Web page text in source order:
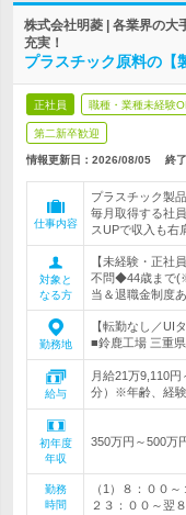
株式会社明菱 | 各業界の
充実！
プラスチック原料の【
正社員 職種・業種未経験
第二新卒歓迎
情報更新日：2026/08/05 終
仕事内容
プラスチック製
毎月取得する社
スUPで収入も右
対象と
なる方
【未経験・正社
不問◆44歳まで
当＆退職金制度
勤務地
【転勤なし／UI
■鈴鹿工場 三重
給与
月給21万9,110
分）※年齢、経
初年度
年収
350万円～500万
勤務
時間
（1）８：００
２３：００～翌